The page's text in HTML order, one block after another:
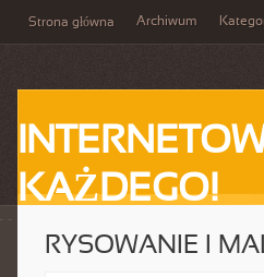
Strona główna Archiwum
KAŻDEGO!
RYSOWANIE I